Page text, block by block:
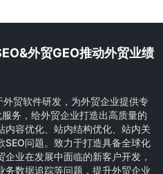
外贸GEO推动外贸业绩
贸软件研发，为外贸企业提供专
务，给外贸企业打造出高质量的
内容优化、站内结构优化、站内关
问题。致力于打造具备全球化
业在发展中面临的新客户开发，
数据追踪等问题，提升外贸企业